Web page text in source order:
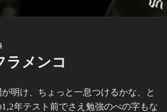
ラメンコ
明け、ちょっと一息つけるかな、と
年テスト前でさえ勉強のべの字もな